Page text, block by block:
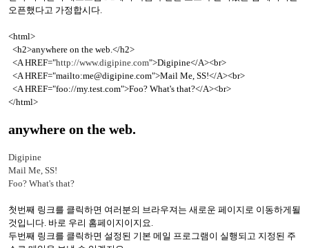
오픈했다고 가정합시다.
<html>
<h2>anywhere on the web.</h2>
<A HREF="http://www.digipine.com">Digipine</A><br>
<A HREF="mailto:me@digipine.com">Mail Me, SS!</A><br>
<A HREF="foo://my.test.com">Foo? What's that?</A><br>
</html>
anywhere on the web.
Digipine
Mail Me, SS!
Foo? What's that?
첫번째 링크를 클릭하면 여러분의 브라우져는 새로운 페이지로 이동하게될
것입니다. 바로 우리 홈페이지이지요.
두번째 링크를 클릭하면 설정된 기본 메일 프로그램이 실행되고 지정된 주